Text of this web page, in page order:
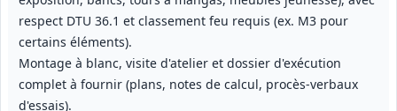
respect DTU 36.1 et classement feu requis (ex. M3 pour
certains éléments).
Montage à blanc, visite d'atelier et dossier d'exécution
complet à fournir (plans, notes de calcul, procès-verbaux
d'essais).